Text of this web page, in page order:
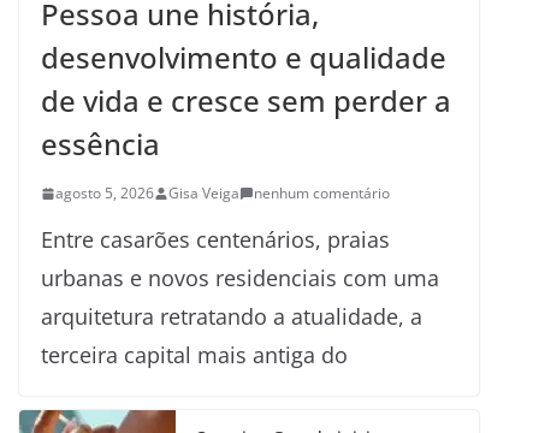
Pessoa une história,
desenvolvimento e qualidade
de vida e cresce sem perder a
essência
agosto 5, 2026 Gisa Veiga nenhum comentário
Entre casarões centenários, praias
urbanas e novos residenciais com uma
arquitetura retratando a atualidade, a
terceira capital mais antiga do